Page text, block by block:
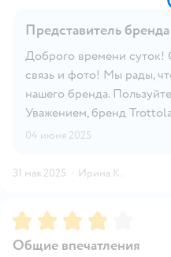
Представитель бренда
Доброго времени суток!
связь и фото! Мы рады,
нашего бренда.
Уважением, бренд
04 июня 2025
31 мая 2025 · Ирина К.
Рейтинг:4
Общие впечатления